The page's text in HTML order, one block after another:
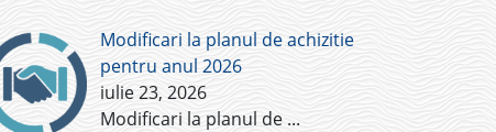
Modificari la planul de achizitie
pentru anul 2026
iulie 23, 2026
Modificari la planul de ...